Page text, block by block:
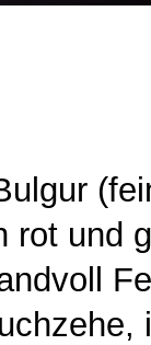
rot und